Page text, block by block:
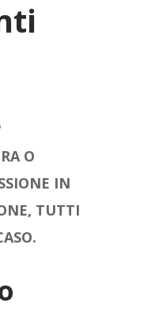
O
IN
TUTTI